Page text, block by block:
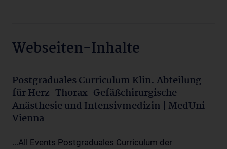
Webseiten-Inhalte
Postgraduales Curriculum Klin. Abteilung
für Herz-Thorax-Gefäßchirurgische
Anästhesie und Intensivmedizin | MedUni
Vienna
...All Events Postgraduales Curriculum der